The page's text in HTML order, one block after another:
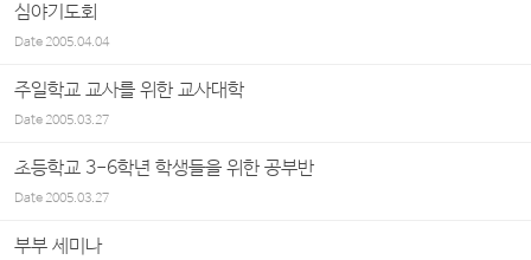
심야기도회
Date2005.04.04
주일학교 교사를 위한 교사대학
Date2005.03.27
초등학교 3-6학년 학생들을 위한 공부반
Date2005.03.27
부부 세미나